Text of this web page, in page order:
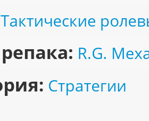
Тактические
R.G.
Стратегии